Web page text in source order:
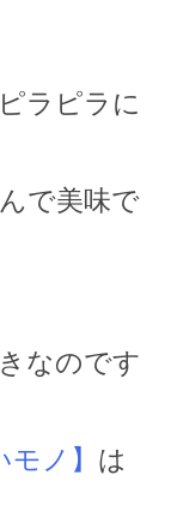
ラピラに
で美味で
なのです
モノ】 は